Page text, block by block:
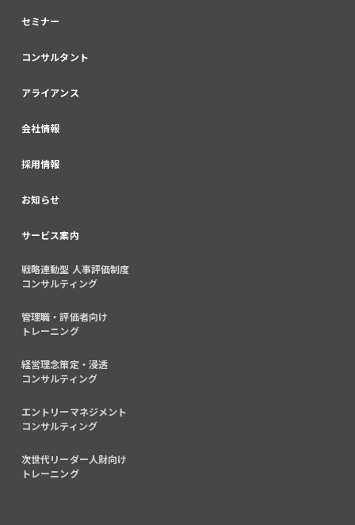
セミナー
コンサルタント
アライアンス
会社情報
採用情報
お知らせ
サービス案内
戦略連動型 人事評価制度
コンサルティング
管理職・評価者向け
トレーニング
経営理念策定・浸透
コンサルティング
エントリーマネジメント
コンサルティング
次世代リーダー人財向け
トレーニング